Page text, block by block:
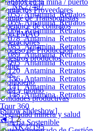
Trabajos en la mina / puerto
Contactos Proveedores
Comité de Transportistas
Apéndice de contratos
App PMAO
Operaciones
Proceso de Producción
Nuestros productos
Cobre
Zinc
Molibdeno
Plata y plomo
Unidades productivas
Tour 360
Seguridad minera y salud
Minería Sostenible
[Show slideshow]
◄ 1 2